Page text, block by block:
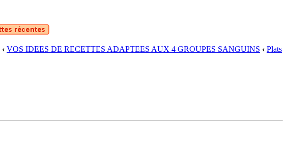
‹ VOS IDEES DE RECETTES ADAPTEES AUX 4 GROUPES SANGUINS ‹ Plats